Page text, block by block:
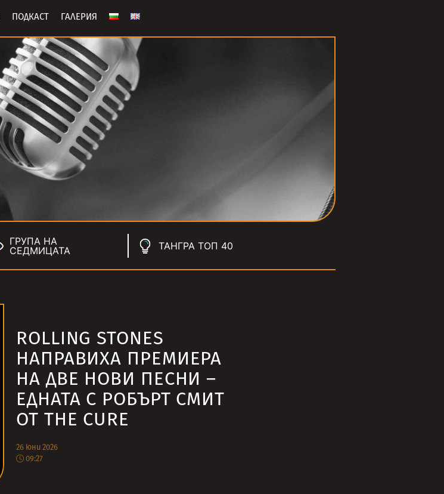
ПОДКАСТ ГАЛЕРИЯ
ГРУПА НА
СЕДМИЦАТА
ТАНГРА ТОП 40
ROLLING STONES
НАПРАВИХА ПРЕМИЕРА
НА ДВЕ НОВИ ПЕСНИ –
ЕДНАТА С РОБЪРТ СМИТ
ОТ THE CURE
26 юни 2026
09:27